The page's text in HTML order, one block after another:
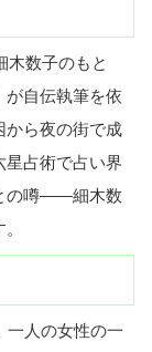
木数子のもと
が自伝執筆を依
から夜の街で成
星占術で占い界
の噂——細木数
一人の女性の一